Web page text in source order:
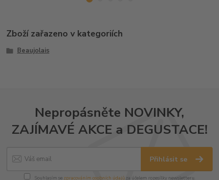
Zboží zařazeno v kategoriích
Beaujolais
Nepropásněte NOVINKY,
ZAJÍMAVÉ AKCE a DEGUSTACE!
Přihlásit se
Souhlasím se zpracováním osobních údajůza účelem rozesílky newsletteru.